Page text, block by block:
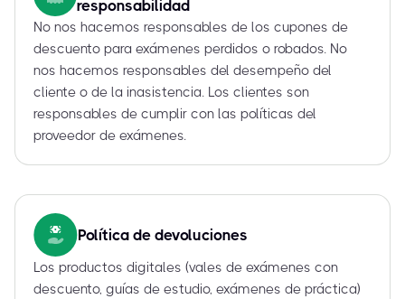
responsabilidad
No nos hacemos responsables de los cupones de
descuento para exámenes perdidos o robados. No
nos hacemos responsables del desempeño del
cliente o de la inasistencia. Los clientes son
responsables de cumplir con las políticas del
proveedor de exámenes.
Política de devoluciones
Los productos digitales (vales de exámenes con
descuento, guías de estudio, exámenes de práctica)